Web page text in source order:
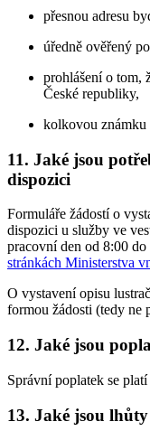
přesnou adresu
úředně ověřený
prohlášení o tom,
České republiky,
kolkovou známku
11. Jaké jsou
dispozici
Formuláře žádostí o
dispozici u služby ve
pracovní den od 8:00
stránkách Ministerstva
O vystavení opisu
formou žádosti (tedy ne
12. Jaké jsou
Správní poplatek se
13. Jaké jsou